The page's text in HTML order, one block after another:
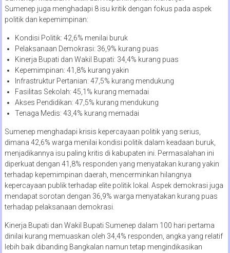
Sumenep juga menghadapi 8 isu kritik dengan fokus pada aspek
politik dan kepemimpinan:
Kondisi Politik: 42,6% menilai buruk
Pelaksanaan Demokrasi: 36,9% kurang puas
Kinerja Bupati dan Wakil Bupati: 34,4% kurang puas
Kepemimpinan: 41,8% kurang yakin
Infrastruktur Pertanian: 47,5% kurang mendukung
Fasilitas Sekolah: 45,1% kurang memadai
Akses Pendidikan: 47,5% kurang mendukung
Tenaga Medis: 43,4% kurang memadai
Sumenep menghadapi krisis kepercayaan politik yang serius,
dimana 42,6% warga menilai kondisi politik dalam keadaan buruk,
menjadikannya isu paling kritis di kabupaten ini. Permasalahan ini
diperkuat dengan 41,8% responden yang menyatakan kurang yakin
terhadap kepemimpinan daerah, mencerminkan hilangnya
kepercayaan publik terhadap elite politik lokal. Aspek demokrasi juga
mendapat sorotan dengan 36,9% warga menyatakan kurang puas
terhadap pelaksanaan demokrasi.
Kinerja Bupati dan Wakil Bupati Sumenep dalam 100 hari pertama
dinilai kurang memuaskan oleh 34,4% responden, angka yang relatif
lebih baik dibanding Bangkalan namun tetap mengindikasikan